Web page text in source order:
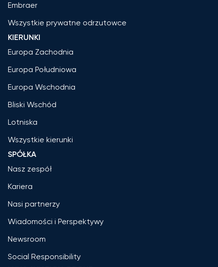
Embraer
Wszystkie prywatne odrzutowce
KIERUNKI
Europa Zachodnia
Europa Południowa
Europa Wschodnia
Bliski Wschód
Lotniska
Wszystkie kierunki
SPÓŁKA
Nasz zespół
Kariera
Nasi partnerzy
Wiadomości i Perspektywy
Newsroom
Social Responsibility